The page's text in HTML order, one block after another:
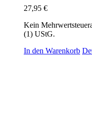
27,95 €
Kein
(1) UStG.
In den Warenkorb